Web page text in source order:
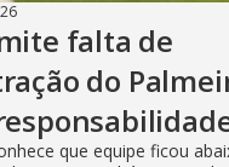
falta de
do
que equipe ficou